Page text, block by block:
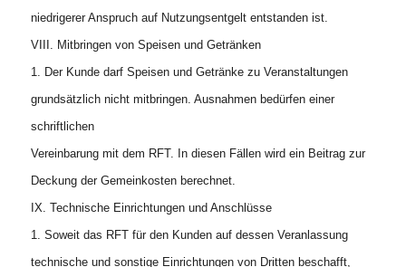
niedrigerer Anspruch auf Nutzungsentgelt entstanden ist.
VIII. Mitbringen von Speisen und Getränken
1. Der Kunde darf Speisen und Getränke zu Veranstaltungen
grundsätzlich nicht mitbringen. Ausnahmen bedürfen einer
schriftlichen
Vereinbarung mit dem RFT. In diesen Fällen wird ein Beitrag zur
Deckung der Gemeinkosten berechnet.
IX. Technische Einrichtungen und Anschlüsse
1. Soweit das RFT für den Kunden auf dessen Veranlassung
technische und sonstige Einrichtungen von Dritten beschafft,